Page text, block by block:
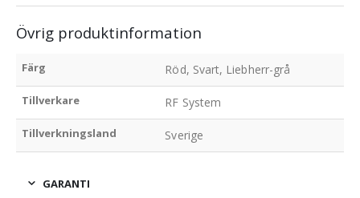
Övrig produktinformation
Färg Röd, Svart, Liebherr-grå
Tillverkare RF System
Tillverkningsland Sverige
GARANTI